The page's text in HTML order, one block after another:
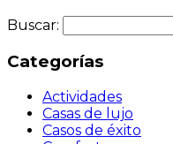
Buscar:
Categorías
Actividades
Casas de lujo
Casos de éxito